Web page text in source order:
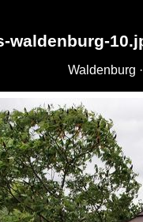
waldenburg-
Waldenburg